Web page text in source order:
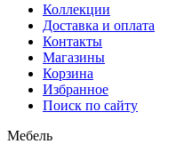
Коллекции
Доставка и оплата
Контакты
Магазины
Корзина
Избранное
Поиск по сайту
Мебель